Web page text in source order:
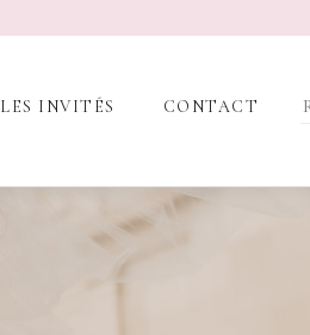
LES INVITÉS CONTACT